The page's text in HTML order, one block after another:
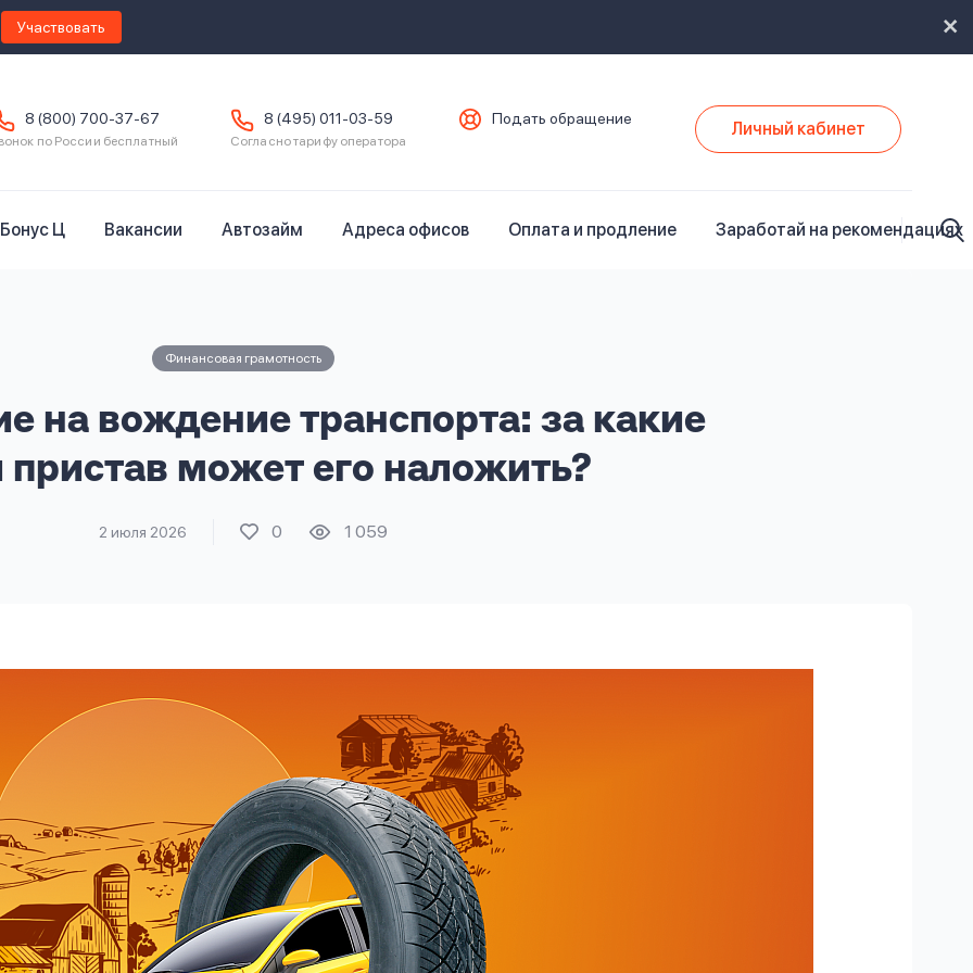
Участвовать
8 (800) 700-37-67
по России бесплатный
8 (495) 011-03-59
Согласно тарифу оператора
Подать обращение Личный кабинет
Бонус Ц Вакансии Автозайм Адреса офисов Оплата и продление Заработай на рекомендациях
Финансовая грамотность
на вождение транспорта: за какие
пристав может его наложить?
2 июля 2026 0 1 059